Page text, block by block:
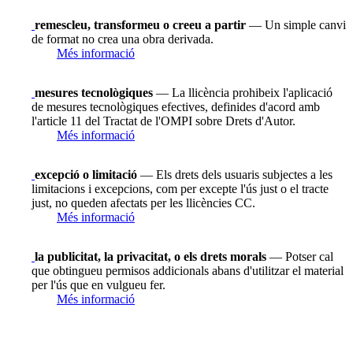
remescleu, transformeu o creeu a partir — Un simple canvi
de format no crea una obra derivada.
Més informació
mesures tecnològiques — La llicència prohibeix l'aplicació
de mesures tecnològiques efectives, definides d'acord amb
l'article 11 del Tractat de l'OMPI sobre Drets d'Autor.
Més informació
excepció o limitació — Els drets dels usuaris subjectes a les
limitacions i excepcions, com per excepte l'ús just o el tracte
just, no queden afectats per les llicències CC.
Més informació
la publicitat, la privacitat, o els drets morals — Potser cal
que obtingueu permisos addicionals abans d'utilitzar el material
per l'ús que en vulgueu fer.
Més informació